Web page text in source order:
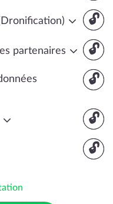
🔓
🔓
partenaires
🔓
🔓
🔓